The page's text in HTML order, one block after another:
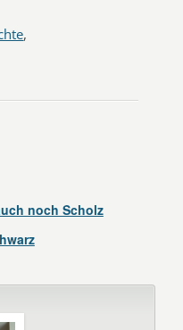
,
noch Scholz